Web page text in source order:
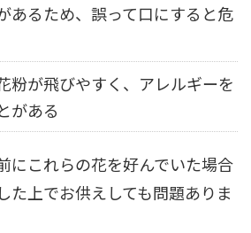
あるため、誤って口にすると危
粉が飛びやすく、アレルギーを
がある
にこれらの花を好んでいた場合
た上でお供えしても問題ありま